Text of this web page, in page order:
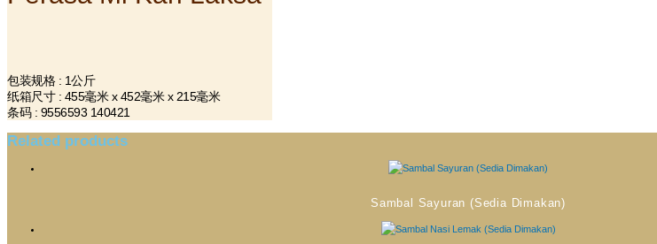
包装规格 : 1公斤
纸箱尺寸 : 455毫米 x 452毫米 x 215毫米
条码 : 9556593 140421
Related products
Sambal Sayuran (Sedia Dimakan)